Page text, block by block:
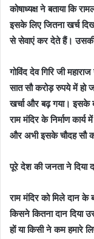
कोषाध्यक्ष ने बताया कि
इसके लिए जितना खर्च
से सेवाएं कर देते हैं।
गोविंद देव गिरि जी
सात सौ करोड़ रुपये में हो
खर्चा और बढ़ गया। इसके
राम मंदिर के निर्माण
और अभी इसके चौदह सौ
पूरे देश की जनता ने दिया
राम मंदिर को मिले दान के
किसने कितना दान दिया
हों या किसी ने कम हमारे